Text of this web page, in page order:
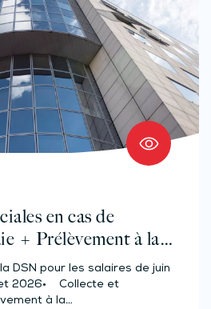
en cas de
+ Prélèvement à la
et assimilés
50 salariés)
DSN pour les salaires de juin
2026• Collecte et
à la…